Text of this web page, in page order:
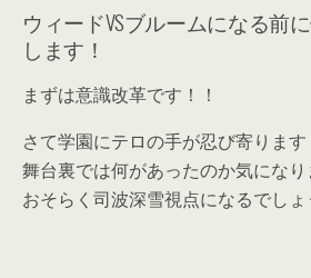
ウィードVSブルームになる前
します！
まずは意識改革です！！
さて学園にテロの手が忍び寄ります
舞台裏では何があったのか気になり
おそらく司波深雪視点になるでしょ